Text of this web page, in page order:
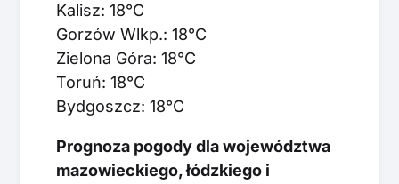
Kalisz: 18°C
Gorzów Wlkp.: 18°C
Zielona Góra: 18°C
Toruń: 18°C
Bydgoszcz: 18°C
Prognoza pogody dla województwa
mazowieckiego, łódzkiego i